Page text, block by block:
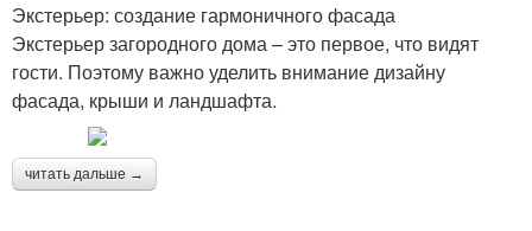
Экстерьер: создание гармоничного фасада
Экстерьер загородного дома – это первое, что видят
гости. Поэтому важно уделить внимание дизайну
фасада, крыши и ландшафта.
читать дальше →